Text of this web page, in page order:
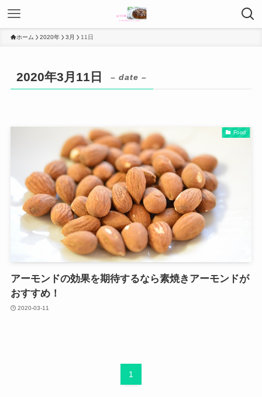
ホーム 2020年 3月 11日
2020年3月11日 – date –
Food
アーモンドの効果を期待するなら素焼きアーモンドが
おすすめ！
2020-03-11
1